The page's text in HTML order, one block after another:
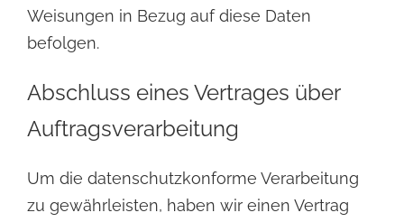
Weisungen in Bezug auf diese Daten
befolgen.
Abschluss eines Vertrages über
Auftragsverarbeitung
Um die datenschutzkonforme Verarbeitung
zu gewährleisten, haben wir einen Vertrag